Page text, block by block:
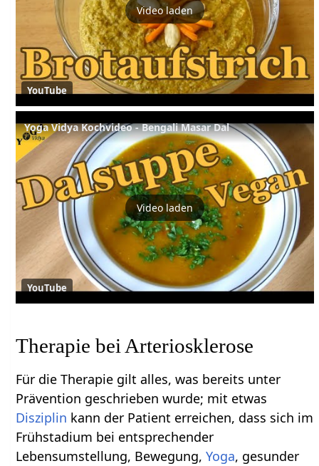
Video laden
YouTube
Yoga Vidya Kochvideo - Bengali Masar Dal
Video laden
YouTube
Therapie bei Arteriosklerose
Für die Therapie gilt alles, was bereits unter
Prävention geschrieben wurde; mit etwas
Disziplin kann der Patient erreichen, dass sich im
Frühstadium bei entsprechender
Lebensumstellung, Bewegung,Yoga, gesunder